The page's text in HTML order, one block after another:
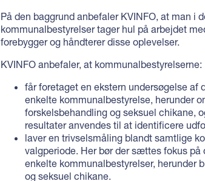
På den baggrund anbefaler KVINFO, at man i
kommunalbestyrelser tager hul på arbejdet
forebygger og håndterer disse oplevelser.
KVINFO anbefaler, at kommunalbestyrelserne:
får foretaget en ekstern undersøgelse af
enkelte kommunalbestyrelse, herunder
forskelsbehandling og seksuel chikane,
resultater anvendes til at identificere
laver en trivselsmåling blandt samtlige
valgperiode. Her bør der sættes fokus
enkelte kommunalbestyrelser, herunder
og seksuel chikane.